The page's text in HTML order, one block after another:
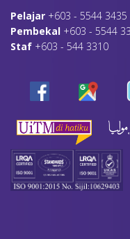
Pelajar +603 - 5544 3435
Pembekal +603 - 5544
Staf +603 - 544 3310